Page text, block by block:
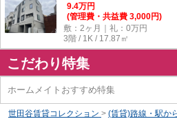
9.4万円
(管理費・共益費 3,000円)
敷：2ヶ月｜礼：0万円
3階 / 1K / 17.87㎡
こだわり特集
ホームメイトおすすめ特集
世田谷賃貸コレクション > (賃貸)路線・駅か